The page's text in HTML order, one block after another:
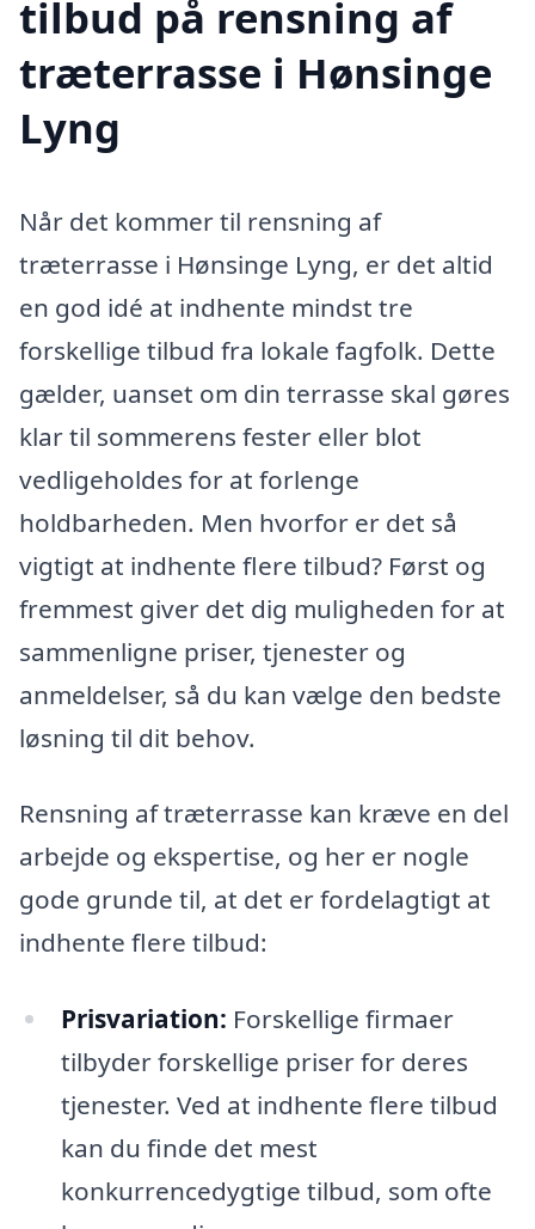
tilbud på rensning af
træterrasse i Hønsinge
Lyng
Når det kommer til rensning af
træterrasse i Hønsinge Lyng, er det altid
en god idé at indhente mindst tre
forskellige tilbud fra lokale fagfolk. Dette
gælder, uanset om din terrasse skal gøres
klar til sommerens fester eller blot
vedligeholdes for at forlenge
holdbarheden. Men hvorfor er det så
vigtigt at indhente flere tilbud? Først og
fremmest giver det dig muligheden for at
sammenligne priser, tjenester og
anmeldelser, så du kan vælge den bedste
løsning til dit behov.
Rensning af træterrasse kan kræve en del
arbejde og ekspertise, og her er nogle
gode grunde til, at det er fordelagtigt at
indhente flere tilbud:
Prisvariation: Forskellige firmaer
tilbyder forskellige priser for deres
tjenester. Ved at indhente flere tilbud
kan du finde det mest
konkurrencedygtige tilbud, som ofte